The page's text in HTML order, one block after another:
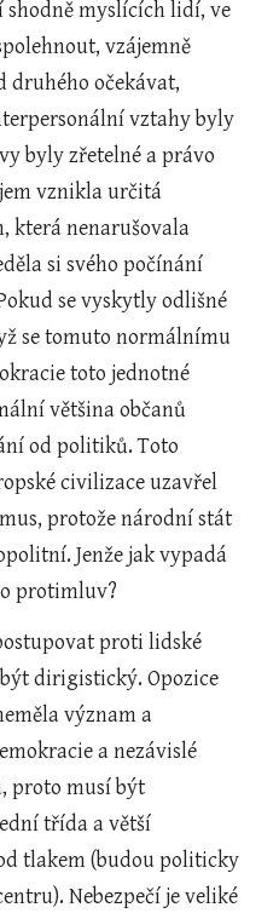
myslících lidí, ve
vzájemně
druhého očekávat,
vztahy byly
byly zřetelné a právo
vznikla určitá
která nenarušovala
si svého počínání
se vyskytly odlišné
se tomuto normálnímu
toto jednotné
většina občanů
od politiků. Toto
civilizace uzavřel
protože národní stát
Jenže jak vypadá
protimluv?
dirigistický. Opozice
význam a
a nezávislé
proto musí být
třída a větší
tlakem (budou politicky
Nebezpečí je veliké